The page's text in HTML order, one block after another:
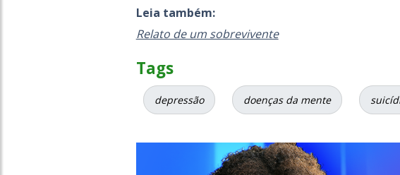
Leia também:
Relato de um sobrevivente
Tags
depressão doenças da mente